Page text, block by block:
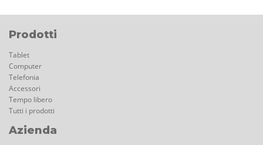
Prodotti
Tablet
Computer
Telefonia
Accessori
Tempo libero
Tutti i prodotti
Azienda